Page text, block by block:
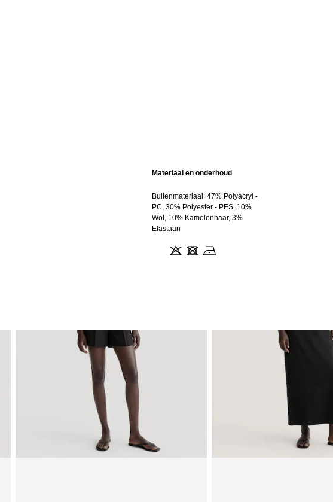
Materiaal en onderhoud
Buitenmateriaal: 47% Polyacryl -
PC, 30% Polyester - PES, 10%
Wol, 10% Kamelenhaar, 3%
Elastaan